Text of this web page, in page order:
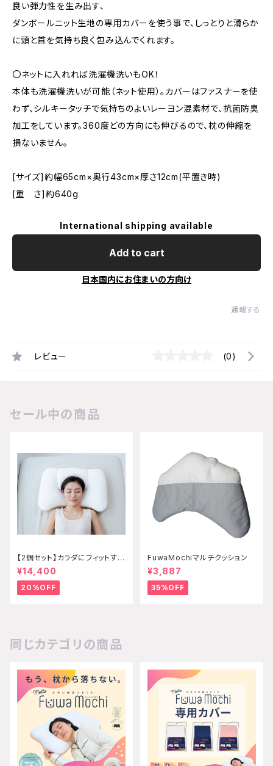
良い弾力性を生み出す、
ダンボールニット生地の専用カバーを使う事で、しっとりと滑らか
に頭と首を気持ち良く包み込んでくれます。
〇ネットに入れれば洗濯機洗いもOK！
本体も洗濯機洗いが可能（ネット使用）。カバーはファスナーを使
わず、シルキータッチで気持ちのよいレーヨン混素材で、抗菌防臭
加工をしています。360度どの方向にも伸びるので、枕の伸縮を
損ないません。
[サイズ]約幅65cm×奥行43cm×厚さ12cm(平置き時)
[重 さ]約640g
International shipping available
Add to cart
日本国内にお住まいの方向け
通報する
レビュー (0)
セール中の商品
【2個セット】カラダにフィットする
枕 エクセレント
¥14,400
20%OFF
FuwaMochiマルチクッション
¥3,887
35%OFF
同じカテゴリの商品